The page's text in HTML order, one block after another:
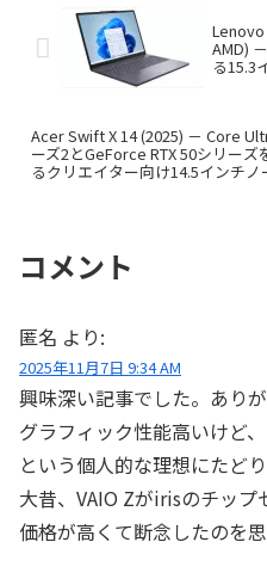
Lenovo
AMD)
る15.3
Acer Swift X 14 (2025) － Core
ーズ2とGeForce RTX 50シリーズ
るクリエイター向け14.5インチノ
コメント
匿名 より:
2025年11月7日 9:34 AM
興味深い記事でした。ありが
グラフィック性能高いけど
という個人的な理想にたど
大昔、VAIO Zがirisのチッ
価格が高くて断念したのを